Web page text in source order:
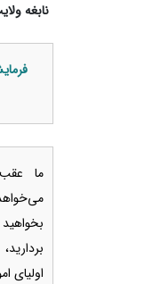
نابغه
ما
اولیای